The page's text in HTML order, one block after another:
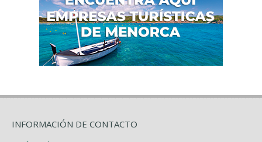
INFORMACIÓN DE CONTACTO